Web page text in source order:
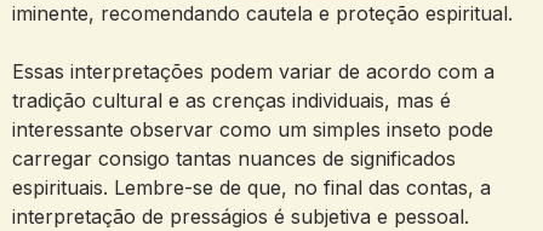
iminente, recomendando cautela e proteção espiritual.
Essas interpretações podem variar de acordo com a
tradição cultural e as crenças individuais, mas é
interessante observar como um simples inseto pode
carregar consigo tantas nuances de significados
espirituais. Lembre-se de que, no final das contas, a
interpretação de presságios é subjetiva e pessoal.